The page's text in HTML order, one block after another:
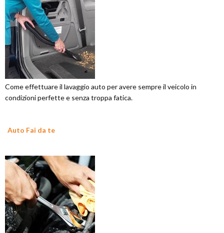
Come effettuare il lavaggio auto per avere sempre il veicolo in
condizioni perfette e senza troppa fatica.
Auto Fai da te